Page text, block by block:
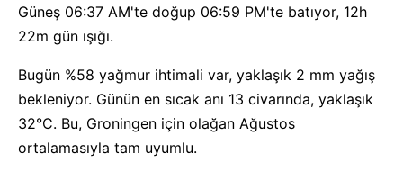
Güneş 06:37 AM'te doğup 06:59 PM'te batıyor, 12h
22m gün ışığı.
Bugün %58 yağmur ihtimali var, yaklaşık 2 mm yağış
bekleniyor. Günün en sıcak anı 13 civarında, yaklaşık
32°C. Bu, Groningen için olağan Ağustos
ortalamasıyla tam uyumlu.